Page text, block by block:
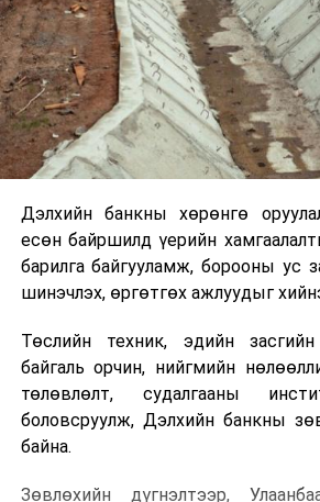
Дэлхийн банкны хөрөнгө
есөн байршилд үерийн
барилга байгууламж, борооны ус
шинэчлэх, өргөтгөх ажлуудыг
Төслийн техник, эдийн
байгаль орчин, нийгмийн
төлөвлөлт, судалгааны
боловсруулж, Дэлхийн банкны
байна.
Зөвлөхийн дүгнэлтээр,